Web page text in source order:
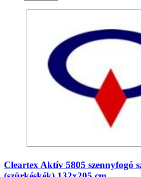
Cleartex Aktív 5805 szennyfogó